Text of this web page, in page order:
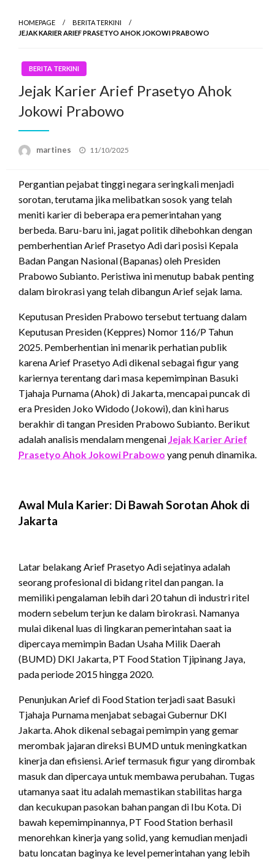
HOMEPAGE
BERITA TERKINI
JEJAK KARIER ARIEF PRASETYO AHOK JOKOWI PRABOWO
BERITA TERKINI
Jejak Karier Arief Prasetyo Ahok
Jokowi Prabowo
martines
Posted
11/10/2025
Pergantian pejabat tinggi negara seringkali menjadi
sorotan, terutama jika melibatkan sosok yang telah
meniti karier di beberapa era pemerintahan yang
berbeda. Baru-baru ini, jagat politik dihebohkan dengan
pemberhentian Arief Prasetyo Adi dari posisi Kepala
Badan Pangan Nasional (Bapanas) oleh Presiden
Prabowo Subianto. Peristiwa ini menutup babak penting
dalam birokrasi yang telah dibangun Arief sejak lama.
Keputusan Presiden Prabowo tersebut tertuang dalam
Keputusan Presiden (Keppres) Nomor 116/P Tahun
2025. Pemberhentian ini menarik perhatian publik
karena Arief Prasetyo Adi dikenal sebagai figur yang
kariernya terentang dari masa kepemimpinan Basuki
Tjahaja Purnama (Ahok) di Jakarta, mencapai puncak di
era Presiden Joko Widodo (Jokowi), dan kini harus
berakhir di tangan Presiden Prabowo Subianto. Berikut
adalah analisis mendalam mengenai Jejak Karier Arief
Prasetyo Ahok Jokowi Prabowo yang penuh dinamika.
Awal Mula Karier: Di Bawah Sorotan Ahok di
Jakarta
Latar belakang Arief Prasetyo Adi sejatinya adalah
seorang profesional di bidang ritel dan pangan. Ia
memiliki pengalaman lebih dari 20 tahun di industri ritel
modern sebelum terjun ke dalam birokrasi. Namanya
mulai dikenal luas di lingkaran pemerintahan saat ia
dipercaya memimpin Badan Usaha Milik Daerah
(BUMD) DKI Jakarta, PT Food Station Tjipinang Jaya,
pada periode 2015 hingga 2020.
Penunjukan Arief di Food Station terjadi saat Basuki
Tjahaja Purnama menjabat sebagai Gubernur DKI
Jakarta.Ahok dikenal sebagai pemimpin yang gemar
merombak jajaran direksi BUMD untuk meningkatkan
kinerja dan efisiensi.Arief termasuk figur yang dirombak
masuk dan dipercaya untuk membawa perubahan. Tugas
utamanya saat itu adalah memastikan stabilitas harga
dan kecukupan pasokan bahan pangan di Ibu Kota. Di
bawah kepemimpinannya, PT Food Station berhasil
menorehkan kinerja yang solid, yang kemudian menjadi
batu loncatan baginya ke level pemerintahan yang lebih